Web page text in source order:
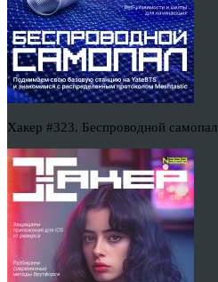
Хакер #323. Беспроводной самопал